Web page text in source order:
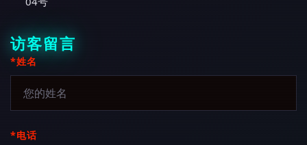
访客留言
*姓名
*电话